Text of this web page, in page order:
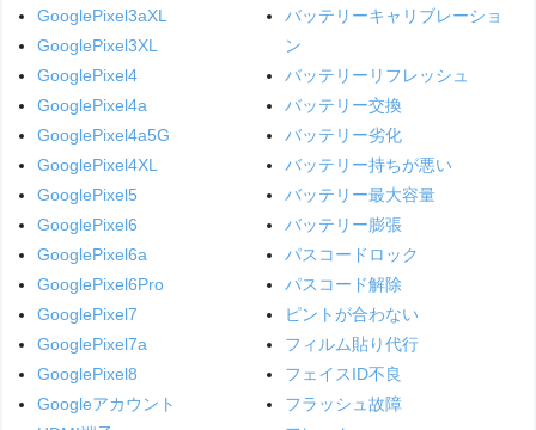
GooglePixel3aXL
GooglePixel3XL
GooglePixel4
GooglePixel4a
GooglePixel4a5G
GooglePixel4XL
GooglePixel5
GooglePixel6
GooglePixel6a
GooglePixel6Pro
GooglePixel7
GooglePixel7a
GooglePixel8
Googleアカウント
バッテリーキャリブレーショ
ン
バッテリーリフレッシュ
バッテリー交換
バッテリー劣化
バッテリー持ちが悪い
バッテリー最大容量
バッテリー膨張
パスコードロック
パスコード解除
ピントが合わない
フィルム貼り代行
フェイスID不良
フラッシュ故障